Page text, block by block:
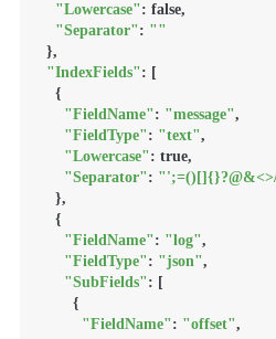
"Lowercase": false,
"Separator": ""
  },
"IndexFields": [
    {
"FieldName": "message",
"FieldType": "text",
"Lowercase": true,
"Separator":
    },
    {
"FieldName": "log",
"FieldType": "json",
"SubFields": [
        {
"FieldName": "offset",